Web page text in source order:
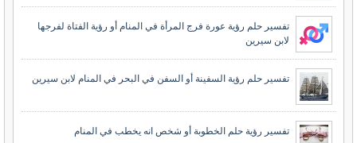
تفسير حلم رؤية عورة فرج المرأة في المنام أو رؤية الفتاة لفرجها
لابن سيرين
تفسير حلم رؤية السفينة أو السفن في البحر في المنام لابن سيرين
تفسير رؤية حلم الخطوبة أو شخص انه يخطب في المنام